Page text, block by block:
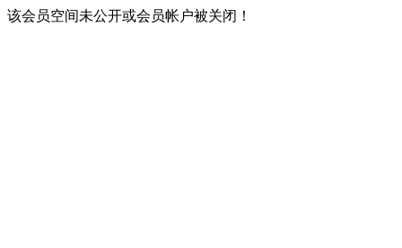
该会员空间未公开或会员帐户被关闭！